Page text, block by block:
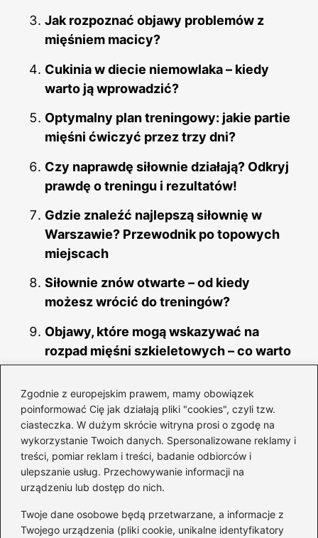
Zgodnie z europejskim prawem, mamy obowiązek
poinformować Cię jak działają pliki "cookies", czyli tzw.
ciasteczka. W dużym skrócie witryna prosi o zgodę na
wykorzystanie Twoich danych. Spersonalizowane reklamy i
treści, pomiar reklam i treści, badanie odbiorców i
ulepszanie usług. Przechowywanie informacji na
urządzeniu lub dostęp do nich.
Twoje dane osobowe będą przetwarzane, a informacje z
Twojego urządzenia (pliki cookie, unikalne identyfikatory
Jak rozpoznać objawy problemów z
mięśniem macicy?
Cukinia w diecie niemowlaka – kiedy
warto ją wprowadzić?
Optymalny plan treningowy: jakie partie
mięśni ćwiczyć przez trzy dni?
Czy naprawdę siłownie działają? Odkryj
prawdę o treningu i rezultatów!
Gdzie znaleźć najlepszą siłownię w
Warszawie? Przewodnik po topowych
miejscach
Siłownie znów otwarte – od kiedy
możesz wrócić do treningów?
Objawy, które mogą wskazywać na
rozpad mięśni szkieletowych – co warto
wiedzieć?
Od kiedy siłownie zaczynają działać po
przerwie?